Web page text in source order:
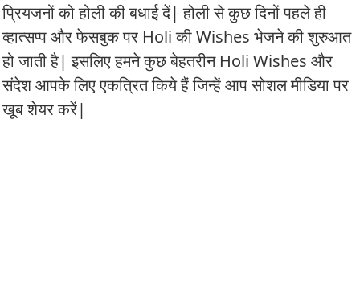
प्रियजनों को होली की बधाई दें| होली से कुछ दिनों पहले ही
व्हात्सप्प और फेसबुक पर Holi की Wishes भेजने की शुरुआत
हो जाती है| इसलिए हमने कुछ बेहतरीन Holi Wishes और
संदेश आपके लिए एकत्रित किये हैं जिन्हें आप सोशल मीडिया पर
खूब शेयर करें|